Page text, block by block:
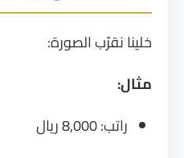
خلينا نقرّب الصورة:
مثال:
راتب: 8,000 ريال